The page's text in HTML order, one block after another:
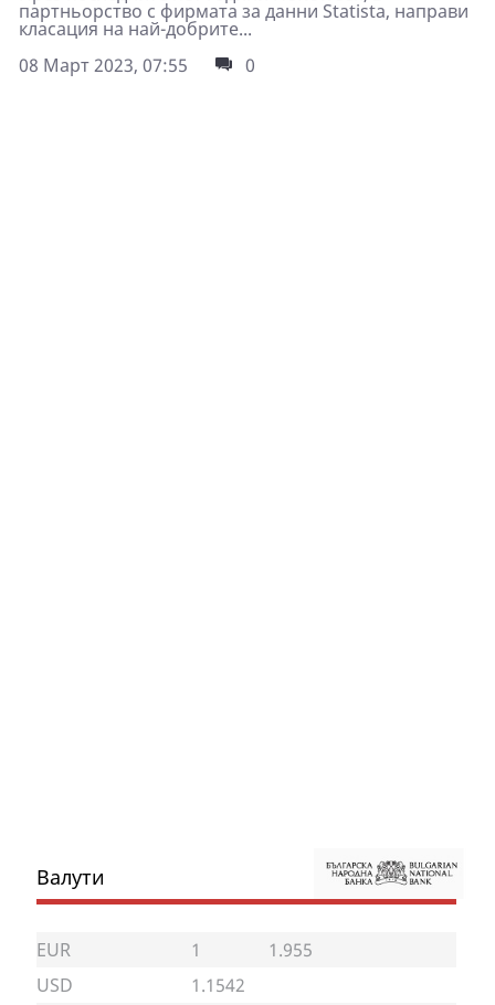
партньорство с фирмата за данни Statista, направи
класация на най-добрите...
08 Март 2023, 07:55
0
Валути
EUR 1
1.955
USD
1.1542